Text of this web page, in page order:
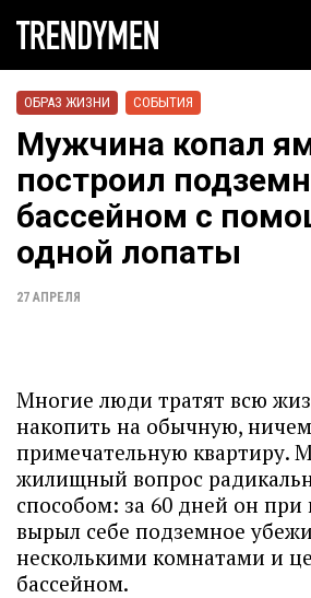
ОБРАЗ ЖИЗНИ СОБЫТИЯ
Мужчина копал
построил
бассейном с
одной лопаты
27 АПРЕЛЯ
Многие люди тратят всю
накопить на обычную,
примечательную квартиру.
жилищный вопрос
способом: за 60 дней он
вырыл себе подземное
несколькими комнатами и
бассейном.